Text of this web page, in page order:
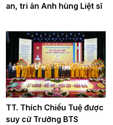
an, tri ân Anh hùng Liệt sĩ
TT. Thích Chiếu Tuệ được
suy cử Trưởng BTS